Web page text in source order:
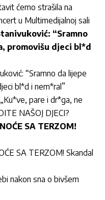
ćemo strašila na
u Multimedijalnoj sali
“Sramno
promovišu djeci bl*d
“Sramno da lijepe
bl*d i nem*ral”
pare i dr*ga, ne
NAŠOJ DJECI?
SA TERZOM!
SA TERZOM! Skandal
nakon sna o bivšem